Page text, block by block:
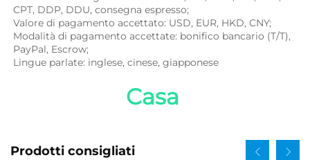
CPT, DDP, DDU, consegna espresso;
Valore di pagamento accettato: USD, EUR, HKD, CNY;
Modalità di pagamento accettate: bonifico bancario (T/T),
PayPal, Escrow;
Lingue parlate: inglese, cinese, giapponese
Casa
Prodotti consigliati